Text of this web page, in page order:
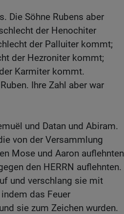
Die Söhne Rubens aber
der Henochiter
der Palluiter kommt;
der Hezroniter kommt;
Karmiter kommt.
Ihre Zahl aber war
und Datan und Abiram.
von der Versammlung
Mose und Aaron auflehnten
den HERRN auflehnten.
und verschlang sie mit
das Feuer
sie zum Zeichen wurden.